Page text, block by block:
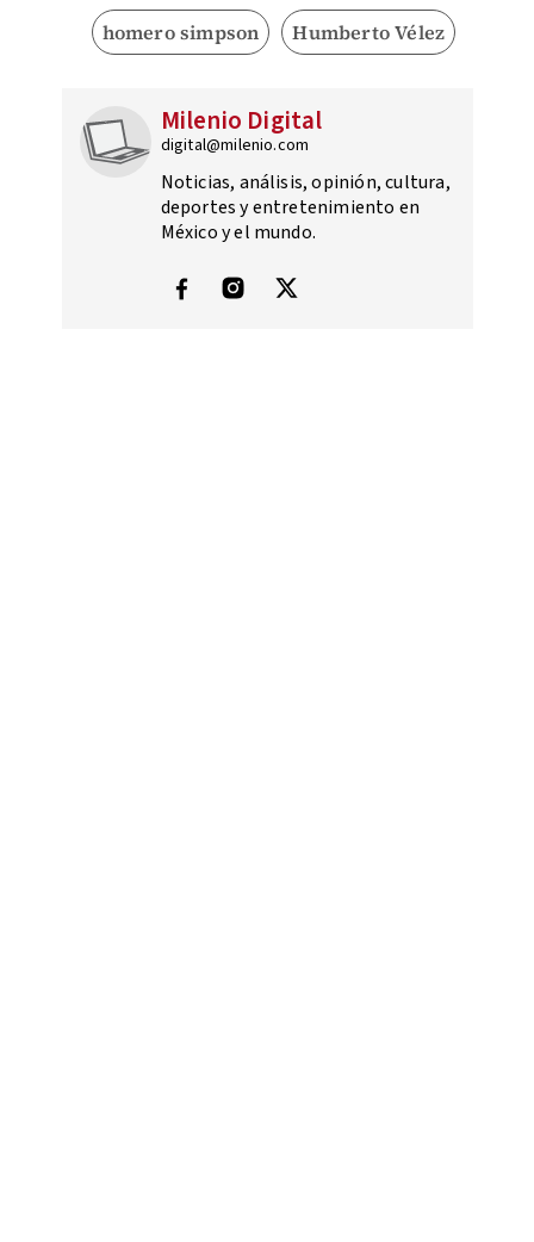
homero simpson Humberto Vélez
Milenio Digital
digital@milenio.com
Noticias, análisis, opinión, cultura,
deportes y entretenimiento en
México y el mundo.